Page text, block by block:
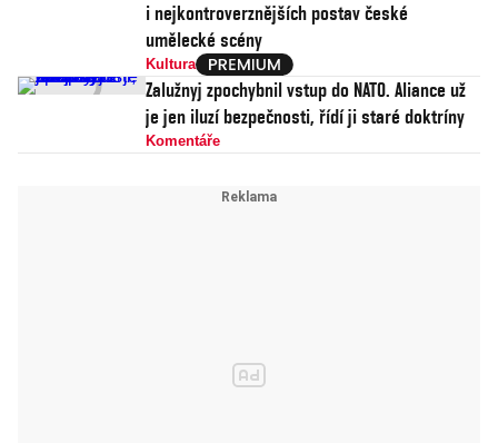
i nejkontroverznějších postav české
umělecké scény
Kultura
Zalužnyj zpochybnil vstup do NATO. Aliance už
je jen iluzí bezpečnosti, řídí ji staré doktríny
Komentáře